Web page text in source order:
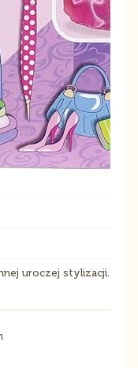
uroczej stylizacji.